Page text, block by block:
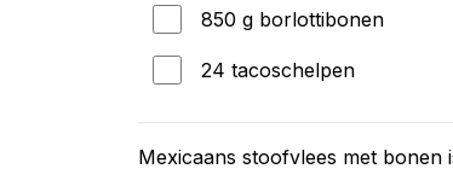
850 g borlottibonen
24 tacoschelpen
Mexicaans stoofvlees met bonen